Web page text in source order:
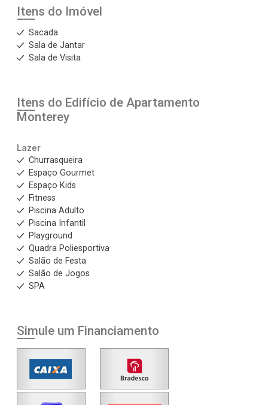
Itens do Imóvel
Sacada
Sala de Jantar
Sala de Visita
Itens do Edifício de Apartamento
Monterey
Lazer
Churrasqueira
Espaço Gourmet
Espaço Kids
Fitness
Piscina Adulto
Piscina Infantil
Playground
Quadra Poliesportiva
Salão de Festa
Salão de Jogos
SPA
Simule um Financiamento